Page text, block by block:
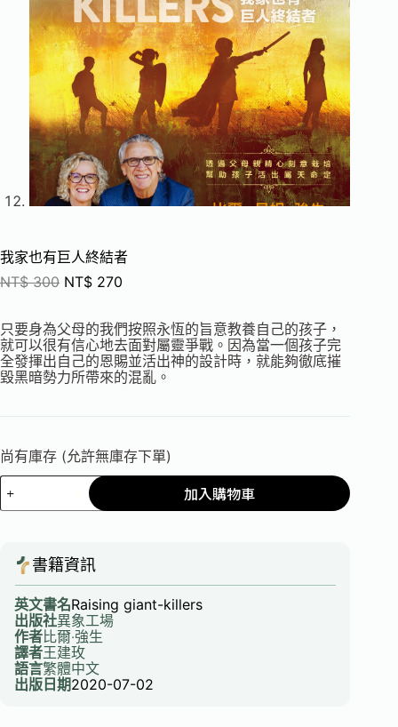
我家也有巨人終結者
NT$300 NT$ 270
只要身為父母的我們按照永恆的旨意教養自己的孩子，
就可以很有信心地去面對屬靈爭戰。因為當一個孩子完
全發揮出自己的恩賜並活出神的設計時，就能夠徹底摧
毀黑暗勢力所帶來的混亂。
尚有庫存 (允許無庫存下單)
加入購物車
書籍資訊
英文書名Raising giant-killers
出版社異象工場
作者比爾‧強生
譯者王建玫
語言繁體中文
出版日期2020-07-02